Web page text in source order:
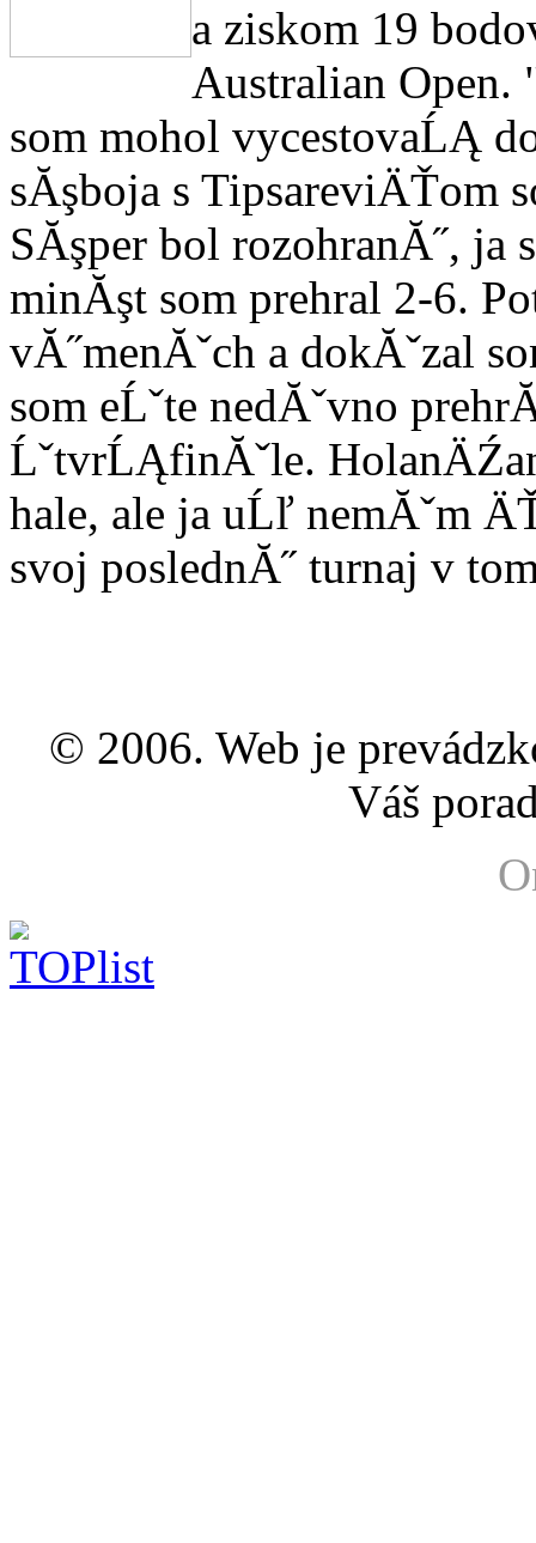
a ziskom 19
Australian
som mohol vycestovaĹĄ
sĂşboja s TipsareviÄŤom
SĂşper bol rozohranĂ˝, ja
minĂşt som prehral 2-6.
vĂ˝menĂˇch a dokĂˇzal
som eĹˇte nedĂˇvno
ĹˇtvrĹĄfinĂˇle.
hale, ale ja uĹľ nemĂˇm
svoj poslednĂ˝ turnaj v
© 2006. Web je
Váš